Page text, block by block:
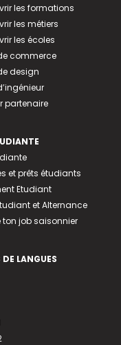
les formations
les métiers
les écoles
commerce
design
partenaire
et prêts étudiants
Etudiant
et Alternance
ton job saisonnier
DE LANGUES